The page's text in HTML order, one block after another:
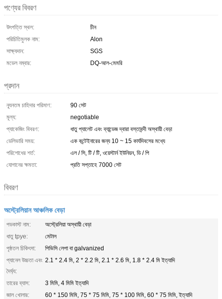
পণ্যের বিবরণ
উৎপত্তি স্থল:
চীন
পরিচিতিমুলক নাম:
Alon
সাক্ষ্যদান:
SGS
মডেল নম্বার:
DQ-আল-মেমরি
প্রদান
ন্যূনতম চাহিদার পরিমাণ:
90 সেট
মূল্য:
negotiable
প্যাকেজিং বিবরণ:
ধাতু প্যালেট এবং ব্যান্ডেজ দ্বারা বস্তাবন্দী অস্থায়ী বেড়া
ডেলিভারি সময়:
এক কন্টেইনারের জন্য 10 ~ 15 কার্যদিবসের মধ্যে
পরিশোধের শর্ত:
এল / সি, টি / টি, ওয়েস্টার্ন ইউনিয়ন, ডি / পি
যোগানের ক্ষমতা:
প্রতি সপ্তাহে 7000 সেট
বিবরণ
অস্ট্রেলিয়ান আঞ্চলিক বেড়া
পডকাস্ট নাম:
অস্ট্রেলিয়া অস্থায়ী বেড়া
ধাতু tpye:
মেটাল
পৃষ্ঠতল চিকিৎসা:
পিভিসি লেপা বা galvanized
প্যানেল উচ্চতা এবং
দৈর্ঘ্য:
2.1 * 2.4 মি, 2 * 2.2 মি, 2.1 * 2.6 মি, 1.8 * 2.4 মি ইত্যাদি
তারের ব্যাস:
3 মিমি, 4 মিমি ইত্যাদি
জাল খোলার:
60 * 150 মিমি, 75 * 75 মিমি, 75 * 100 মিমি, 60 * 75 মিমি, ইত্যাদি